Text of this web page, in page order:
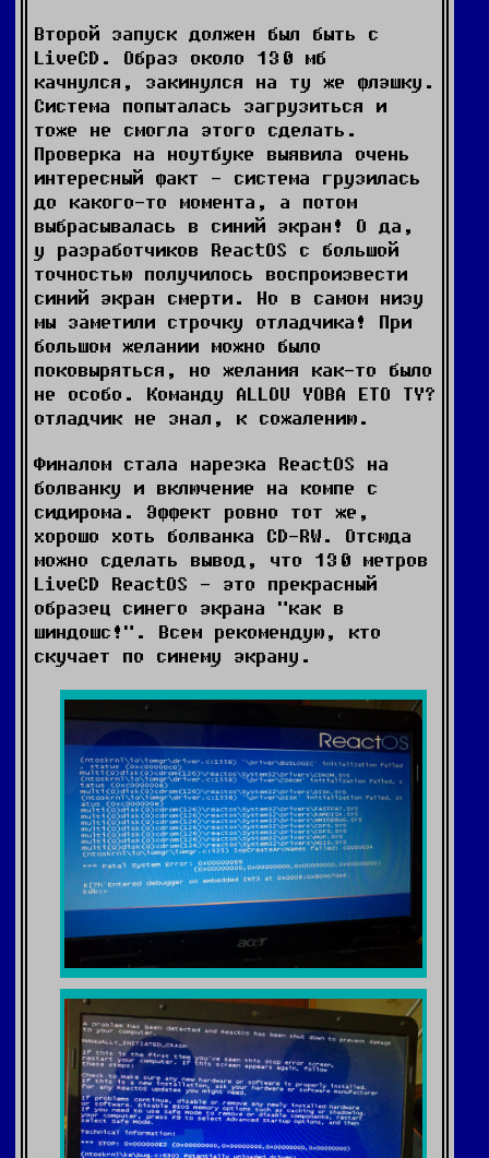
Второй запуск должен был быть с
LiveCD. Образ около 130 мб
качнулся, закинулся на ту же флэшку.
Система попыталась загрузиться и
тоже не смогла этого сделать.
Проверка на ноутбуке выявила очень
интересный факт - система грузилась
до какого-то момента, а потом
выбрасывалась в синий экран! О да,
у разработчиков ReactOS с большой
точностью получилось воспроизвести
синий экран смерти. Но в самом низу
мы заметили строчку отладчика! При
большом желании можно было
поковыряться, но желания как-то было
не особо. Команду ALLOU YOBA ETO TY?
отладчик не знал, к сожалению.
Финалом стала нарезка ReactOS на
болванку и включение на компе с
сидирома. Эффект ровно тот же,
хорошо хоть болванка CD-RW. Отсюда
можно сделать вывод, что 130 метров
LiveCD ReactOS - это прекрасный
образец синего экрана "как в
шиндошс!". Всем рекомендую, кто
скучает по синему экрану.